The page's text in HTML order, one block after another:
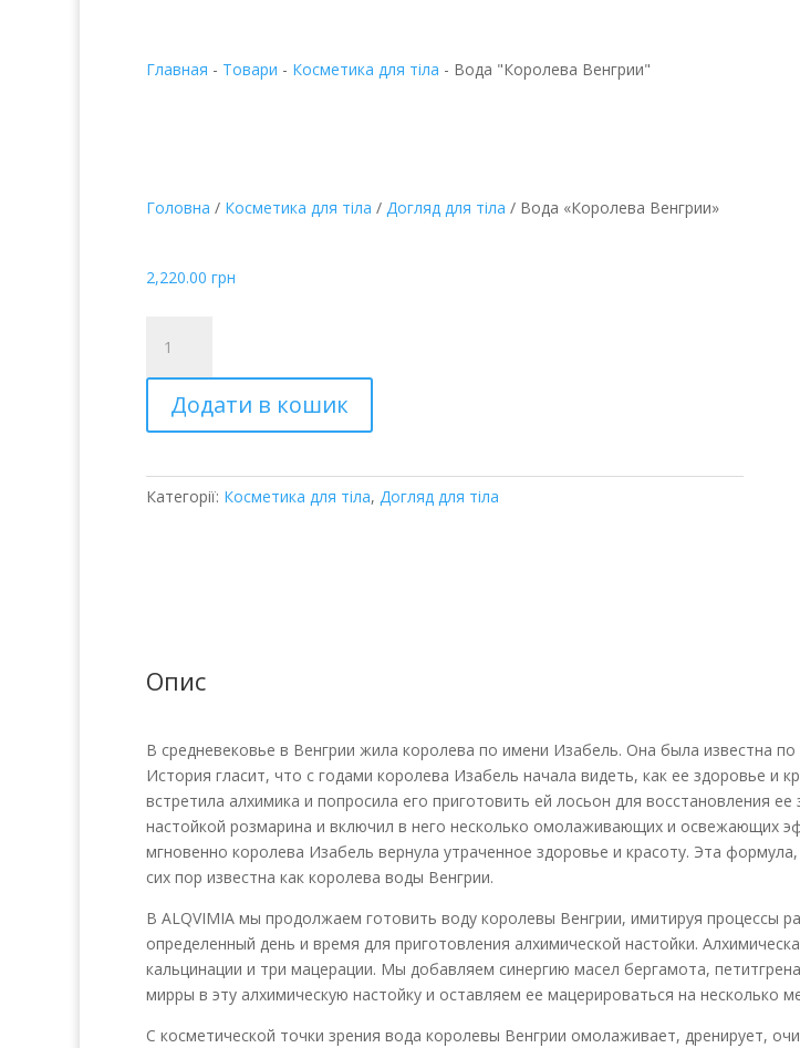
Главная - Товари - Косметика для тіла - Вода "Королева Венгрии"
Головна / Косметика для тіла / Догляд для тіла / Вода «Королева Венгрии»
2,220.00 грн
"Королева
Венгрии"
кількість
Додати в кошик
Категорії: Косметика для тіла, Догляд для тіла
Опис
В средневековье в Венгрии жила королева по имени Изабель. Она была известна
История гласит, что с годами королева Изабель начала видеть, как ее здоровье и
встретила алхимика и попросила его приготовить ей лосьон для восстановления
настойкой розмарина и включил в него несколько омолаживающих и освежающих
мгновенно королева Изабель вернула утраченное здоровье и красоту. Эта
сих пор известна как королева воды Венгрии.
В ALQVIMIA мы продолжаем готовить воду королевы Венгрии, имитируя процессы
определенный день и время для приготовления алхимической настойки.
кальцинации и три мацерации. Мы добавляем синергию масел бергамота,
мирры в эту алхимическую настойку и оставляем ее мацерироваться на
С косметической точки зрения вода королевы Венгрии омолаживает, дренирует,